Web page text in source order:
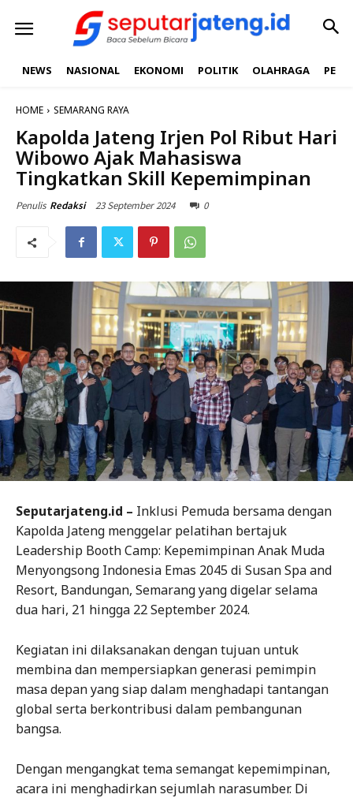
NEWS NASIONAL EKONOMI POLITIK OLAHRAGA
HOME SEMARANG RAYA
Kapolda Jateng Irjen Pol Ribut Hari
Wibowo Ajak Mahasiswa
Tingkatkan Skill Kepemimpinan
Penulis Redaksi 23 September 2024 0
Seputarjateng.id – Inklusi Pemuda bersama dengan
Kapolda Jateng menggelar pelatihan bertajuk
Leadership Booth Camp: Kepemimpinan Anak Muda
Menyongsong Indonesia Emas 2045 di Susan Spa and
Resort, Bandungan, Semarang yang digelar selama
dua hari, 21 hingga 22 September 2024.
Kegiatan ini dilaksanakan dengan tujuan untuk
membina dan mempersiapkan generasi pemimpin
masa depan yang siap dalam menghadapi tantangan
global serta berkontribusi dalam pembangunan
bangsa.
Dengan mengangkat tema semangat kepemimpinan,
acara ini menghadirkan sejumlah narasumber. Di